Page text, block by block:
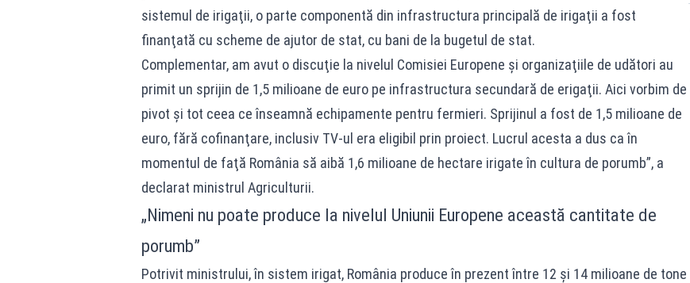
sistemul de irigaţii, o parte componentă din infrastructura principală de irigaţii a fost
finanţată cu scheme de ajutor de stat, cu bani de la bugetul de stat.
Complementar, am avut o discuţie la nivelul Comisiei Europene şi organizaţiile de udători au
primit un sprijin de 1,5 milioane de euro pe infrastructura secundară de erigaţii. Aici vorbim de
pivot şi tot ceea ce înseamnă echipamente pentru fermieri. Sprijinul a fost de 1,5 milioane de
euro, fără cofinanţare, inclusiv TV-ul era eligibil prin proiect. Lucrul acesta a dus ca în
momentul de faţă România să aibă 1,6 milioane de hectare irigate în cultura de porumb”, a
declarat ministrul Agriculturii.
„Nimeni nu poate produce la nivelul Uniunii Europene această cantitate de
porumb”
Potrivit ministrului, în sistem irigat, România produce în prezent între 12 şi 14 milioane de tone